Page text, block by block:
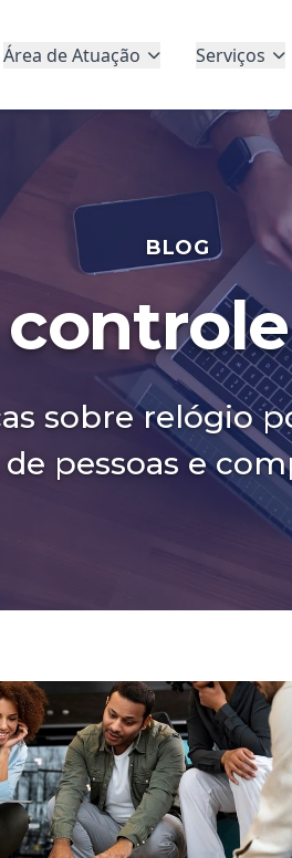
Área de Atuação Serviços
BLOG
sobre relógio
de pessoas e